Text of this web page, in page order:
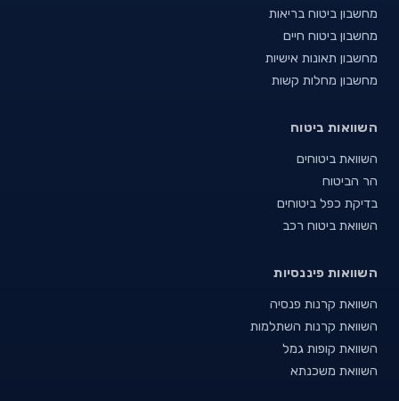
מחשבון ביטוח בריאות
מחשבון ביטוח חיים
מחשבון תאונות אישיות
מחשבון מחלות קשות
השוואות ביטוח
השוואת ביטוחים
הר הביטוח
בדיקת כפל ביטוחים
השוואת ביטוח רכב
השוואות פיננסיות
השוואת קרנות פנסיה
השוואת קרנות השתלמות
השוואת קופות גמל
השוואת משכנתא